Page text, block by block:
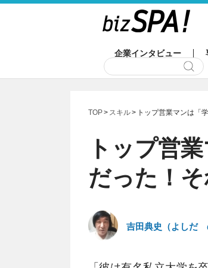
企業インタビュー
TOP スキル トップ営業マンは「
トップ営
だった！
吉田典史（よしだ